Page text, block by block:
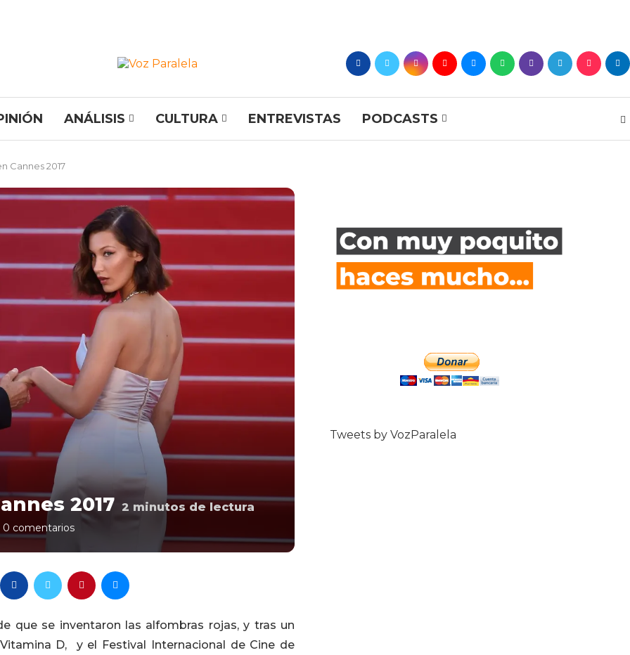
ANÁLISIS CULTURA ENTREVISTAS PODCASTS
Cannes 2017
2017 2 minutos de lectura
0 comentarios
que se inventaron las alfombras rojas, y tras un
D, y el Festival Internacional de Cine de
Tweets by VozParalela